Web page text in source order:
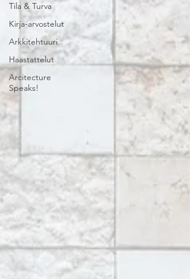
Tila & Turva
Kirja-arvostelut
Arkkitehtuuri
Haastattelut
Arcitecture
Speaks!